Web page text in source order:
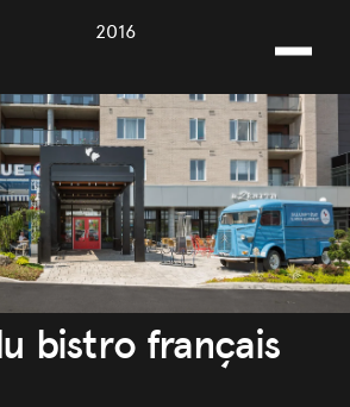
2016
bistro français